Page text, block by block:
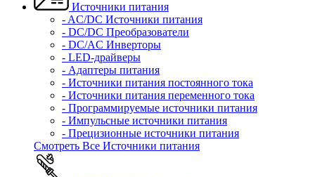
Источники питания
- AC/DC Источники питания
- DC/DC Преобразователи
- DC/AC Инверторы
- LED-драйверы
- Адаптеры питания
- Источники питания постоянного тока
- Источники питания переменного тока
- Программируемые источники питания
- Импульсные источники питания
- Прецизионные источники питания
Смотреть Все Источники питания